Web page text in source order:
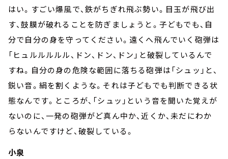
はい。すごい爆風で、鉄がちぎれ飛ぶ勢い。目玉が飛び出
す、鼓膜が破れることを防ぎましょうと。子どもでも、自
分で自分の身を守ってください。遠くへ飛んでいく砲弾は
「ヒュルルルルル、ドン、ドン、ドン」と破裂しているんで
すね。自分の身の危険な範囲に落ちる砲弾は「シュッ」と、
鋭い音。絹を割くような。それは子どもでも判断できる状
態なんです。ところが、「シュッ」という音を聞いた覚えが
ないのに、一発の砲弾がど真ん中か、近くか、未だにわか
らないんですけど、破裂している。
小泉